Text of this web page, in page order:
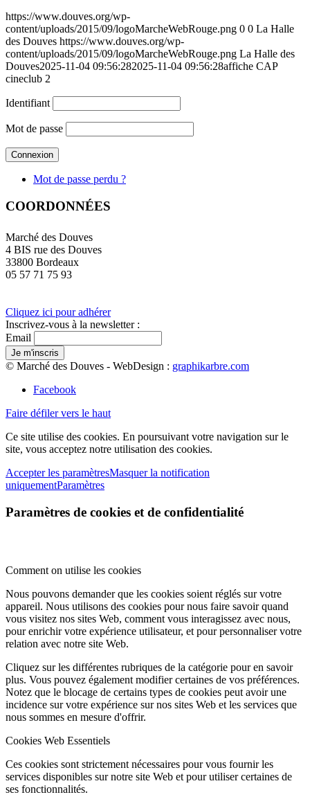
https://www.douves.org/wp-
content/uploads/2015/09/logoMarcheWebRouge.png 0 0 La Halle
des Douves https://www.douves.org/wp-
content/uploads/2015/09/logoMarcheWebRouge.png La Halle des
Douves2025-11-04 09:56:282025-11-04 09:56:28affiche CAP
cineclub 2
Identifiant
Mot de passe
Mot de passe perdu ?
COORDONNÉES
Marché des Douves
4 BIS rue des Douves
33800 Bordeaux
05 57 71 75 93
Cliquez ici pour adhérer
Inscrivez-vous à la newsletter :
Email
© Marché des Douves - WebDesign : graphikarbre.com
Facebook
Faire défiler vers le haut
Ce site utilise des cookies. En poursuivant votre navigation sur le
site, vous acceptez notre utilisation des cookies.
Accepter les paramètresMasquer la notification
uniquementParamètres
Paramètres de cookies et de confidentialité
Comment on utilise les cookies
Nous pouvons demander que les cookies soient réglés sur votre
appareil. Nous utilisons des cookies pour nous faire savoir quand
vous visitez nos sites Web, comment vous interagissez avec nous,
pour enrichir votre expérience utilisateur, et pour personnaliser votre
relation avec notre site Web.
Cliquez sur les différentes rubriques de la catégorie pour en savoir
plus. Vous pouvez également modifier certaines de vos préférences.
Notez que le blocage de certains types de cookies peut avoir une
incidence sur votre expérience sur nos sites Web et les services que
nous sommes en mesure d'offrir.
Cookies Web Essentiels
Ces cookies sont strictement nécessaires pour vous fournir les
services disponibles sur notre site Web et pour utiliser certaines de
ses fonctionnalités.